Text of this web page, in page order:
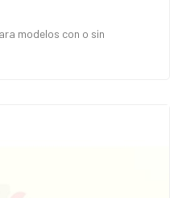
modelos con o sin